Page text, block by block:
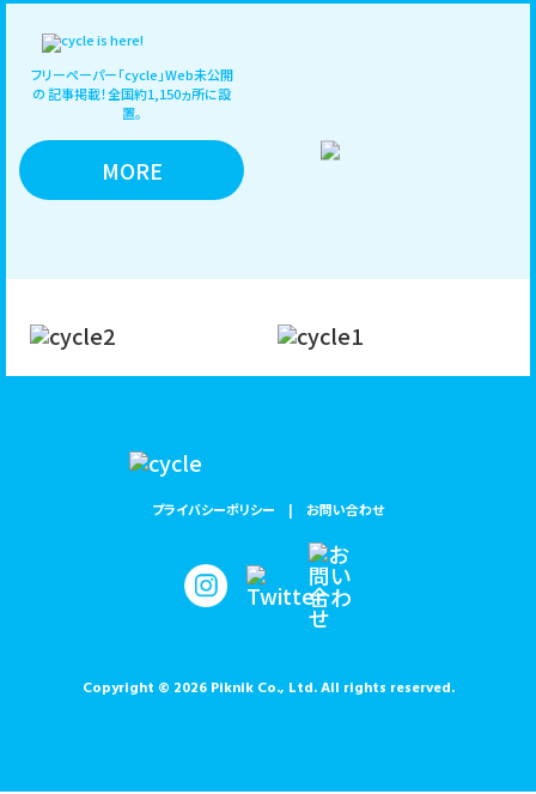
フリーペーパー「cycle」Web未公開
の記事掲載！全国約1,150ヵ所に設
置。
MORE
プライバシーポリシー お問い合わせ
Copyright © 2026 Piknik Co., Ltd. All rights reserved.